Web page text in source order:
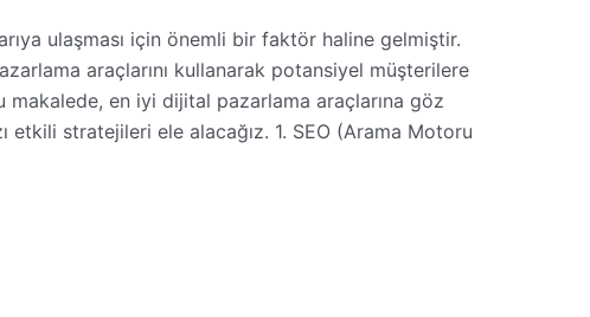
ulaşması için önemli bir faktör haline gelmiştir.
araçlarını kullanarak potansiyel müşterilere
en iyi dijital pazarlama araçlarına göz
etkili stratejileri ele alacağız. 1. SEO (Arama Motoru